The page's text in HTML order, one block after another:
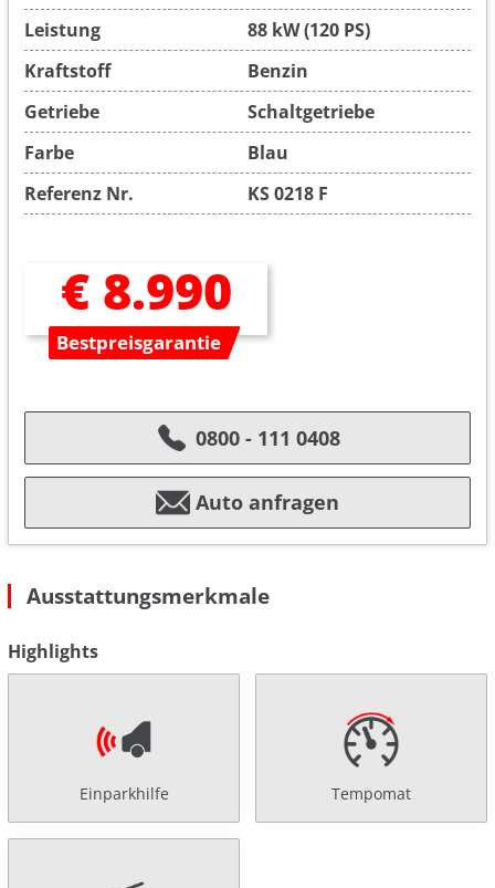
Leistung
88 kW (120 PS)
Kraftstoff
Benzin
Getriebe
Schaltgetriebe
Farbe
Blau
Referenz Nr.
KS 0218 F
€ 8.990
Bestpreisgarantie
0800 - 111 0408
Auto anfragen
Ausstattungsmerkmale
Highlights
Einparkhilfe Tempomat